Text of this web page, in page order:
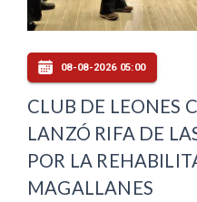
08-08-2026 05:00
CLUB DE LEONES
LANZÓ RIFA DE
POR LA
MAGALLANES